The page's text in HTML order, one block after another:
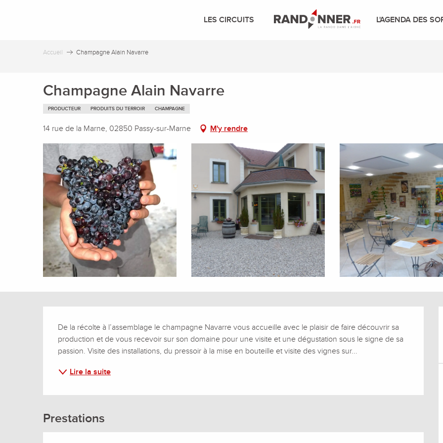
LES CIRCUITS L'AGENDA DES
Accueil Champagne Alain Navarre
Champagne Alain Navarre
PRODUCTEUR PRODUITS DU TERROIR CHAMPAGNE
14 rue de la Marne, 02850 Passy-sur-Marne M'y rendre
Description
De la récolte à l’assemblage le champagne Navarre vous accueille avec le plaisir de faire découvrir sa
production et de vous recevoir sur son domaine pour une visite et une dégustation sous le signe de sa
passion. Visite des installations, du pressoir à la mise en bouteille et visite des vignes sur...
Lire la suite
Prestations